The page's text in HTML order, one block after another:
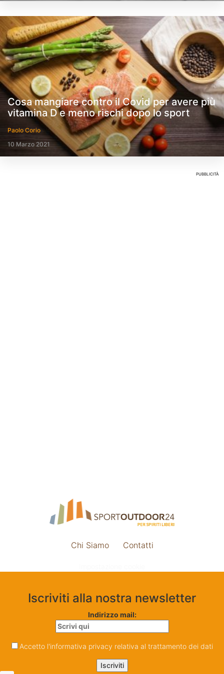
Cosa mangiare contro il Covid per avere più
vitamina D e meno rischi dopo lo sport
Paolo Corio
10 Marzo 2021
PUBBLICITÀ
Chi Siamo Contatti
Iscriviti alla nostra newsletter
Indirizzo mail:
Accetto l'informativa privacy relativa al trattamento dei dati